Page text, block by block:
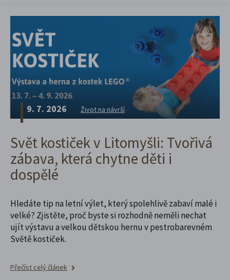
9. 7. 2026 Život na návrší
Svět kostiček v Litomyšli: Tvořivá
zábava, která chytne děti i
dospělé
Hledáte tip na letní výlet, který spolehlivě zabaví malé i
velké? Zjistěte, proč byste si rozhodně neměli nechat
ujít výstavu a velkou dětskou hernu v pestrobarevném
Světě kostiček.
Přečíst celý článek